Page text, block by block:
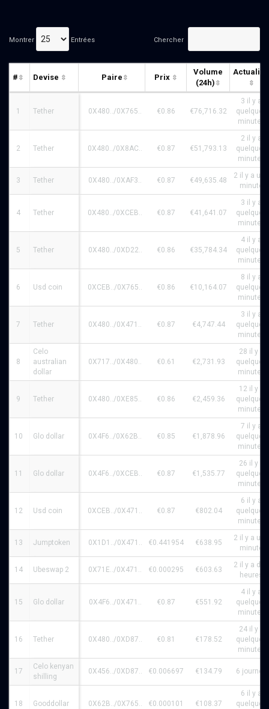
Montrer Entrées Chercher
# Devise Paire Prix
Volume
(24h)
Actualisé
1 Tether 0X480../0X765.. €0.86 €76,716.32
3 il y a
quelques
minutes
2 Tether 0X480../0X8AC.. €0.87 €51,793.13
2 il y a
quelques
minutes
3 Tether 0X480../0XAF3.. €0.87 €49,635.48
2 il y a une
minute
4 Tether 0X480../0XCEB.. €0.87 €41,641.07
3 il y a
quelques
minutes
5 Tether 0X480../0XD22.. €0.86 €35,784.34
4 il y a
quelques
minutes
6 Usd coin 0XCEB../0X765.. €0.86 €10,164.07
8 il y a
quelques
minutes
7 Tether 0X480../0X471.. €0.87 €4,747.44
3 il y a
quelques
minutes
8
Celo
australian
dollar
0X717../0X480.. €0.61 €2,731.93
28 il y a
quelques
minutes
9 Tether 0X480../0XE85.. €0.86 €2,459.36
12 il y a
quelques
minutes
10 Glo dollar 0X4F6../0X62B.. €0.85 €1,878.96
7 il y a
quelques
minutes
11 Glo dollar 0X4F6../0XCEB.. €0.87 €1,535.77
26 il y a
quelques
minutes
12 Usd coin 0XCEB../0X471.. €0.87 €802.04
6 il y a
quelques
minutes
13 Jumptoken 0X1D1../0X471.. €0.441954 €638.95
2 il y a une
minute
14 Ubeswap 2 0X71E../0X471.. €0.000295 €603.63
2 il y a des
heures
15 Glo dollar 0X4F6../0X471.. €0.87 €551.92
4 il y a
quelques
minutes
16 Tether 0X480../0XD87.. €0.81 €178.52
24 il y a
quelques
minutes
17
Celo kenyan
shilling
0X456../0XD87.. €0.006697 €134.79 6 journée
18 Gooddollar 0X62B../0X765.. €0.000101 €108.37
6 il y a
quelques